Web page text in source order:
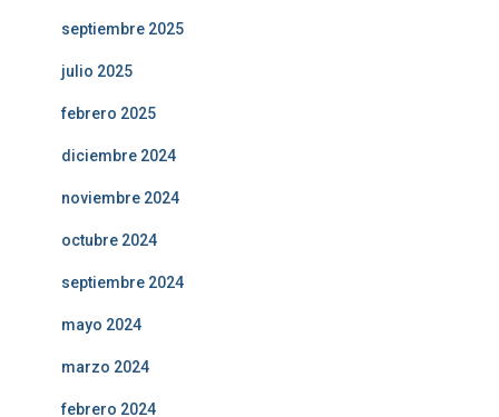
septiembre 2025
julio 2025
febrero 2025
diciembre 2024
noviembre 2024
octubre 2024
septiembre 2024
mayo 2024
marzo 2024
febrero 2024